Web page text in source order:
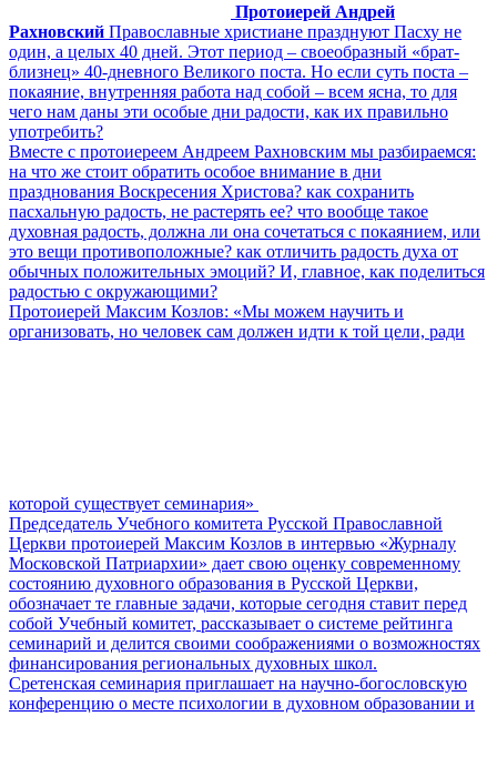
Протоиерей Андрей
Рахновский Православные христиане празднуют Пасху не
один, а целых 40 дней. Этот период – своеобразный «брат-
близнец» 40-дневного Великого поста. Но если суть поста –
покаяние, внутренняя работа над собой – всем ясна, то для
чего нам даны эти особые дни радости, как их правильно
употребить?
Вместе с протоиереем Андреем Рахновским мы разбираемся:
на что же стоит обратить особое внимание в дни
празднования Воскресения Христова? как сохранить
пасхальную радость, не растерять ее? что вообще такое
духовная радость, должна ли она сочетаться с покаянием, или
это вещи противоположные? как отличить радость духа от
обычных положительных эмоций? И, главное, как поделиться
радостью с окружающими?
Протоиерей Максим Козлов: «Мы можем научить и
организовать, но человек сам должен идти к той цели, ради
которой существует семинария»
Председатель Учебного комитета Русской Православной
Церкви протоиерей Максим Козлов в интервью «Журналу
Московской Патриархии» дает свою оценку современному
состоянию духовного образования в Русской Церкви,
обозначает те главные задачи, которые сегодня ставит перед
собой Учебный комитет, рассказывает о системе рейтинга
семинарий и делится своими соображениями о возможностях
финансирования региональных духовных школ.
Сретенская семинария приглашает на научно-богословскую
конференцию о месте психологии в духовном образовании и